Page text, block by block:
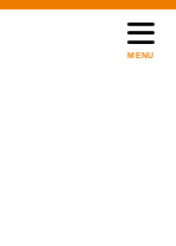
MENU